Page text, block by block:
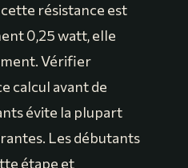
cette résistance est
0,25 watt, elle
Vérifier
calcul avant de
évite la plupart
Les débutants
étape et